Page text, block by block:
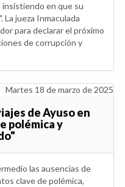
en que su
La jueza Inmaculada
para declarar el próximo
de corrupción y
Martes 18 de marzo de 2025
de Ayuso en
polémica y
las ausencias de
clave de polémica,